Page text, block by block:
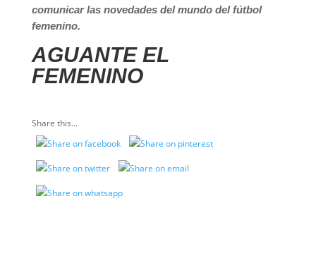
comunicar las novedades del mundo del fútbol
femenino.
AGUANTE EL
FEMENINO
Share this...